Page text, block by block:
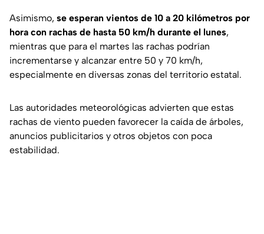
Asimismo, se esperan vientos de 10 a 20 kilómetros por
hora con rachas de hasta 50 km/h durante el lunes,
mientras que para el martes las rachas podrían
incrementarse y alcanzar entre 50 y 70 km/h,
especialmente en diversas zonas del territorio estatal.
Las autoridades meteorológicas advierten que estas
rachas de viento pueden favorecer la caída de árboles,
anuncios publicitarios y otros objetos con poca
estabilidad.